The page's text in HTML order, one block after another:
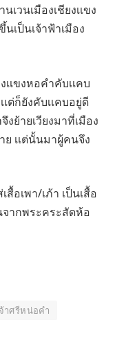
เวนเมืองเชียงเเขง
เป็นเจ้าฟ้าเมือง
เขงหอคำคับเเคบ
เต่ก็ยังคับเเคบอยู่ดี
ย้ายเวียงมาที่เมือง
ย เเต่นั้นมาผู้คนจึง
อเพา/เภ้า เป็นเสื้อ
ากพระคระสัดห้อ
าศรีหน่อคำ